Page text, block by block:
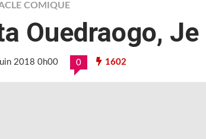
COMIQUE
Ouedraogo,
2018 0h00 0 1602